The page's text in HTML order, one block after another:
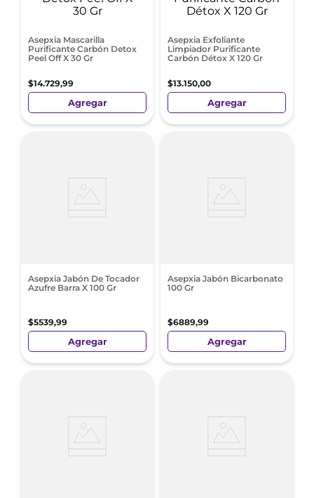
Asepxia Mascarilla
Purificante Carbón Detox
Peel Off X 30 Gr
$14.729,99
Agregar
Asepxia Exfoliante
Limpiador Purificante
Carbón Détox X 120 Gr
$13.150,00
Agregar
Asepxia Jabón De Tocador
Azufre Barra X 100 Gr
$5539,99
Agregar
Asepxia Jabón Bicarbonato
100 Gr
$6889,99
Agregar